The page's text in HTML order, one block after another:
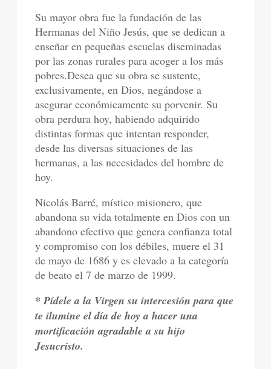
Su mayor obra fue la fundación de las
Hermanas del Niño Jesús, que se dedican a
enseñar en pequeñas escuelas diseminadas
por las zonas rurales para acoger a los más
pobres.Desea que su obra se sustente,
exclusivamente, en Dios, negándose a
asegurar económicamente su porvenir. Su
obra perdura hoy, habiendo adquirido
distintas formas que intentan responder,
desde las diversas situaciones de las
hermanas, a las necesidades del hombre de
hoy.
Nicolás Barré, místico misionero, que
abandona su vida totalmente en Dios con un
abandono efectivo que genera confianza total
y compromiso con los débiles, muere el 31
de mayo de 1686 y es elevado a la categoría
de beato el 7 de marzo de 1999.
* Pídele a la Virgen su intercesión para que
te ilumine el día de hoy a hacer una
mortificación agradable a su hijo
Jesucristo.